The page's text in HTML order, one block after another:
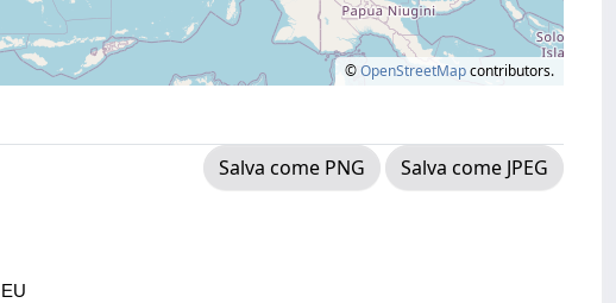
©OpenStreetMapcontributors.
Salva come PNG
Salva come JPEG
EU